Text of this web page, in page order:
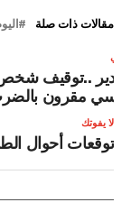
مقالات ذات صلة
..توقيف شخص
مقرون
لا يفوتك
توقعات أحوال